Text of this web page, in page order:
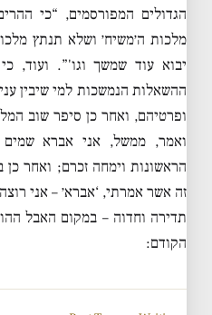
הגדולים המפורסמים, “כי
מלכות ה׳משיח׳ ושלא תנתץ
יבוא עוד שמשך וגו'”. ועוד,
ההשאלות הנמשכות למי שיבין
ופרטיהם, ואחר כן סיפר שוב
ואמר, ממשל, אני אברא
הראשונות וימחה זכרם; ואחר
זה אשר אמרתי, ‘אברא׳ – אני
תדירה וחדוה – במקום האבל
הקודם: